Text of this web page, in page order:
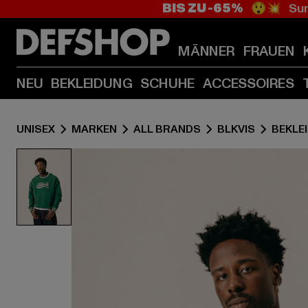
BIS ZU -65% 😲💥
MÄNNER FRAUEN
NEU BEKLEIDUNG SCHUHE ACCESSOIRES
UNISEX MARKEN ALL BRANDS BLKVIS